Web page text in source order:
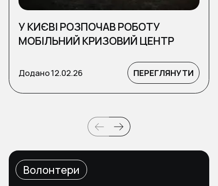
У КИЄВІ РОЗПОЧАВ РОБОТУ
МОБІЛЬНИЙ КРИЗОВИЙ ЦЕНТР
Додано12.02.26 ПЕРЕГЛЯНУТИ
Волонтери